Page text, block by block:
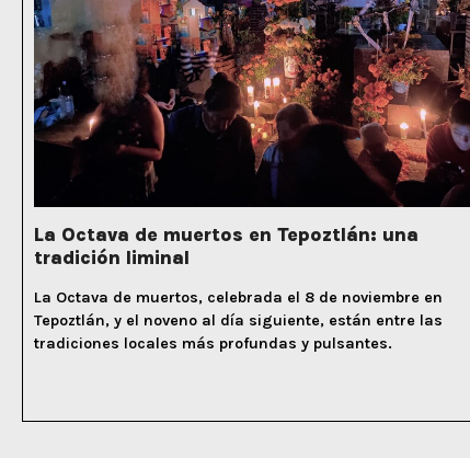
La Octava de muertos en Tepoztlán: una
tradición liminal
La Octava de muertos, celebrada el 8 de noviembre en
Tepoztlán, y el noveno al día siguiente, están entre las
tradiciones locales más profundas y pulsantes.